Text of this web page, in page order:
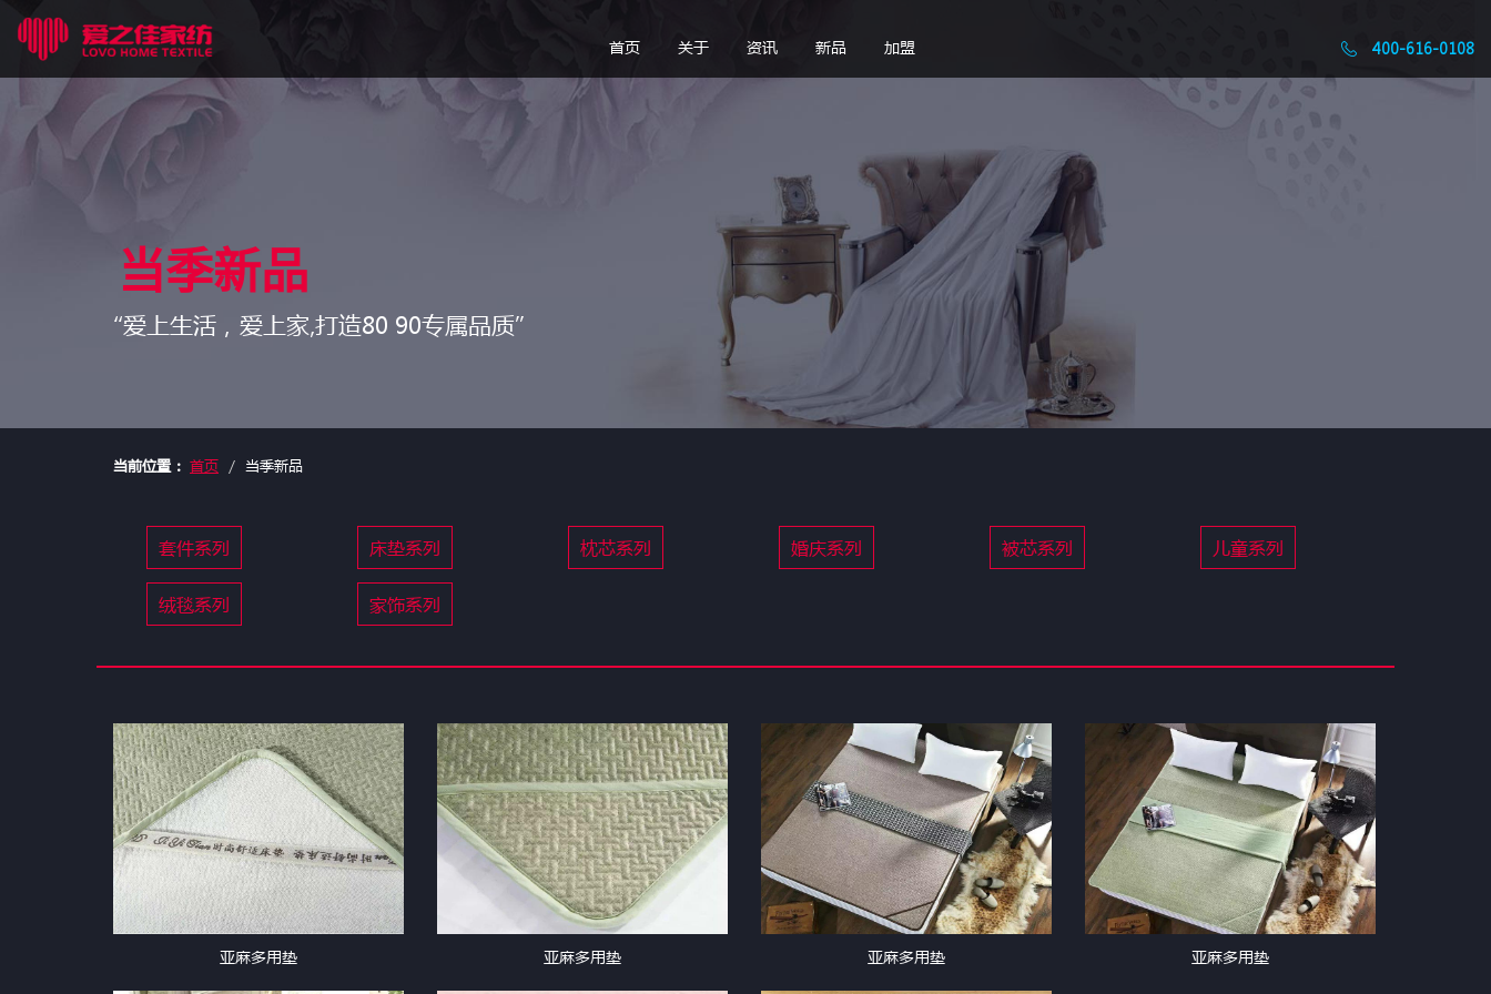
首页 关于 资讯 新品 加盟 400-616-0108
当季新品
“爱上生活，爱上家,打造80 90专属品质”
当前位置： 首页 当季新品
套件系列 床垫系列 枕芯系列 婚庆系列 被芯系列 儿童系列
绒毯系列 家饰系列
亚麻多用垫 亚麻多用垫 亚麻多用垫 亚麻多用垫